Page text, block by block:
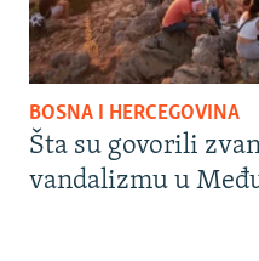
BOSNA I HERCEGOVINA
Šta su govorili
vandalizmu u